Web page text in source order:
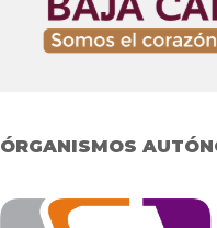
ÓRGANISMOS